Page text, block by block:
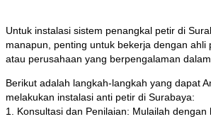
Untuk instalasi sistem penangkal petir di
manapun, penting untuk bekerja dengan ahli
atau perusahaan yang berpengalaman
Berikut adalah langkah-langkah yang dapat
melakukan instalasi anti petir di Surabaya:
1. Konsultasi dan Penilaian: Mulailah dengan